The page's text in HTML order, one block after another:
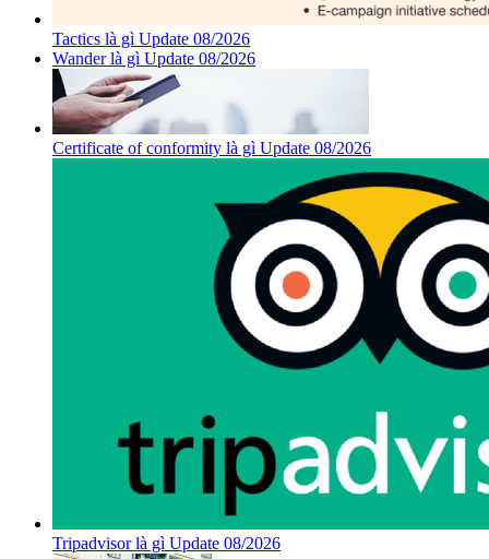
Tactics là gì Update 08/2026
Wander là gì Update 08/2026
Certificate of conformity là gì Update 08/2026
Tripadvisor là gì Update 08/2026